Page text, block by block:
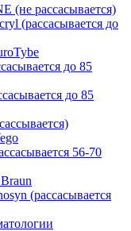
(не рассасывается)
(рассасывается до
до 85
до 85
56-70
(рассасывается